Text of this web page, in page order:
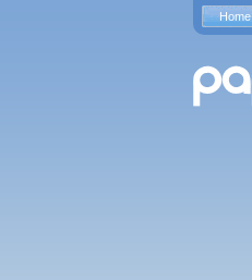
Home